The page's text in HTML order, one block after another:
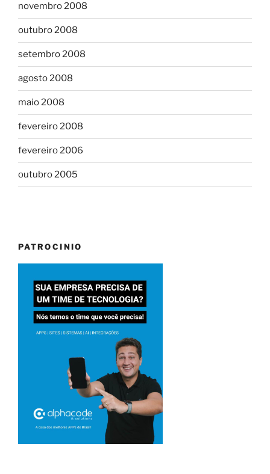
novembro 2008
outubro 2008
setembro 2008
agosto 2008
maio 2008
fevereiro 2008
fevereiro 2006
outubro 2005
PATROCINIO